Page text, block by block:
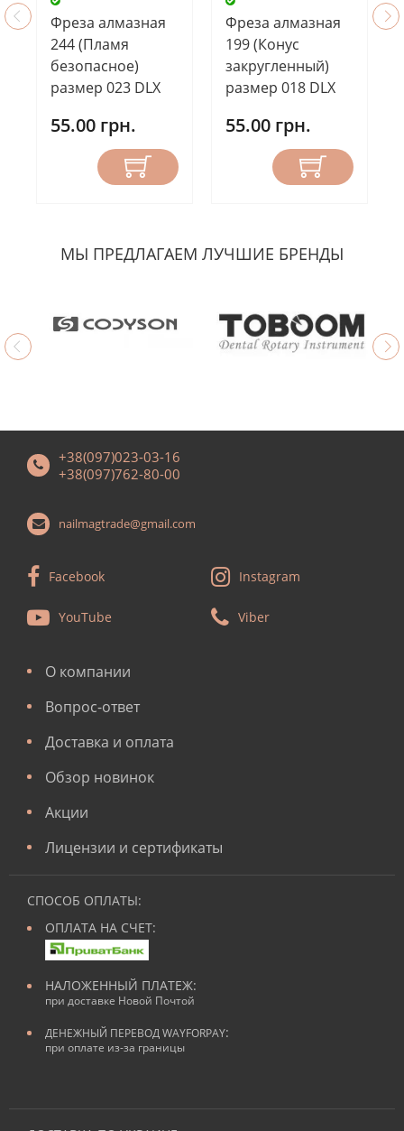
Фреза алмазная
244 (Пламя
безопасное)
размер 023 DLX
55.00 грн.
Фреза алмазная
199 (Конус
закругленный)
размер 018 DLX
55.00 грн.
МЫ ПРЕДЛАГАЕМ ЛУЧШИЕ БРЕНДЫ
+38(097)023-03-16
+38(097)762-80-00
nailmagtrade@gmail.com
Facebook Instagram
YouTube Viber
О компании
Вопрос-ответ
Доставка и оплата
Обзор новинок
Акции
Лицензии и сертификаты
СПОСОБ ОПЛАТЫ:
ОПЛАТА НА СЧЕТ:
НАЛОЖЕННЫЙ ПЛАТЕЖ:
при доставке Новой Почтой
ДЕНЕЖНЫЙ ПЕРЕВОД WAYFORPAY:
при оплате из-за границы